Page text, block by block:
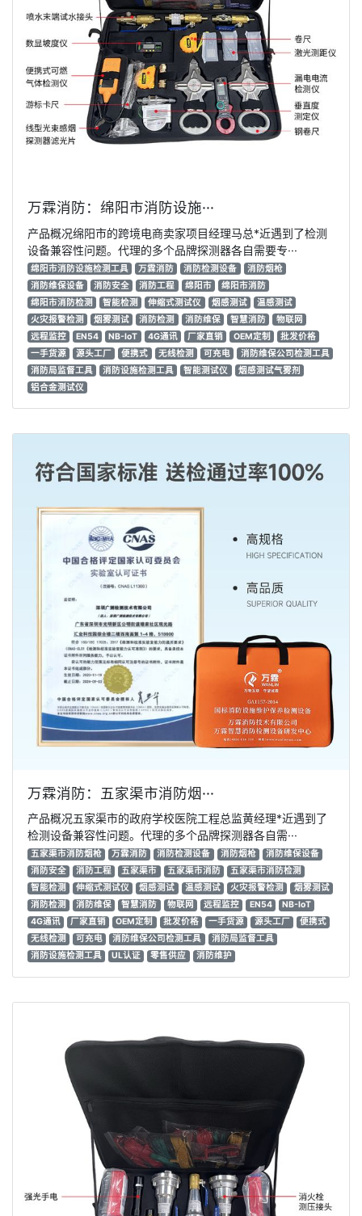
万霖消防：绵阳市消防设施···
产品概况绵阳市的跨境电商卖家项目经理马总*近遇到了检测
设备兼容性问题。代理的多个品牌探测器各自需要专···
绵阳市消防设施检测工具 万霖消防 消防检测设备
消防烟枪
消防维保设备
消防安全 消防工程 绵阳市
绵阳市消防
绵阳市消防检测
智能检测 伸缩式测试仪 烟感测试
温感测试
火灾报警检测
烟雾测试 消防检测 消防维保 智慧消防
物联网
远程监控
EN54 NB-IoT 4G通讯 厂家直销 OEM定制
批发价格
一手货源
源头工厂 便携式 无线检测 可充电
消防维保公司检测工具
消防局监督工具
消防设施检测工具 智能测试仪
烟感测试气雾剂
铝合金测试仪
万霖消防：五家渠市消防烟···
产品概况五家渠市的政府学校医院工程总监黄经理*近遇到了
检测设备兼容性问题。代理的多个品牌探测器各自需···
五家渠市消防烟枪 万霖消防 消防检测设备 消防烟枪
消防维保设备
消防安全
消防工程 五家渠市 五家渠市消防
五家渠市消防检测
智能检测
伸缩式测试仪 烟感测试 温感测试 火灾报警检测
烟雾测试
消防检测
消防维保 智慧消防 物联网 远程监控 EN54
NB-IoT
4G通讯
厂家直销 OEM定制 批发价格 一手货源 源头工厂
便携式
无线检测
可充电 消防维保公司检测工具
消防局监督工具
消防设施检测工具
UL认证 零售供应 消防维护